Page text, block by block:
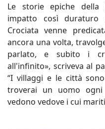
Le storie epiche della
impatto così duraturo
Crociata venne
ancora una volta,
parlato, e subito i
all'infinito», scriveva al
“I villaggi e le città
troverai un uomo
vedono vedove i cui